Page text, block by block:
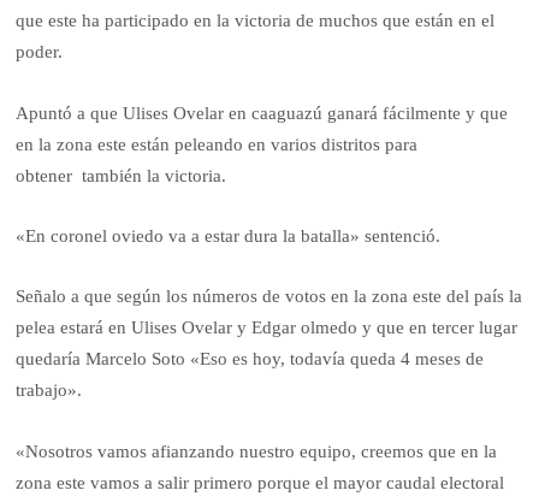
que este ha participado en la victoria de muchos que están en el
poder.
Apuntó a que Ulises Ovelar en caaguazú ganará fácilmente y que
en la zona este están peleando en varios distritos para
obtener también la victoria.
«En coronel oviedo va a estar dura la batalla» sentenció.
Señalo a que según los números de votos en la zona este del país la
pelea estará en Ulises Ovelar y Edgar olmedo y que en tercer lugar
quedaría Marcelo Soto «Eso es hoy, todavía queda 4 meses de
trabajo».
«Nosotros vamos afianzando nuestro equipo, creemos que en la
zona este vamos a salir primero porque el mayor caudal electoral